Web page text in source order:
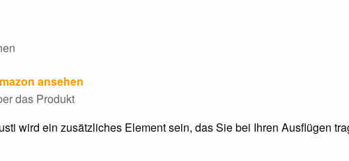
ansehen
das Produkt
wird ein zusätzliches Element sein, das Sie bei Ihren Ausflügen